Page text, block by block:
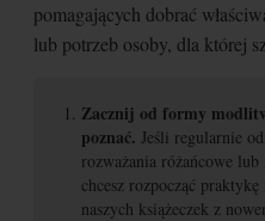
pomagających dobrać
lub potrzeb osoby, dla której
Zacznij od formy
poznać. Jeśli regularnie
rozważania różańcowe
chcesz rozpocząć
naszych książeczek z